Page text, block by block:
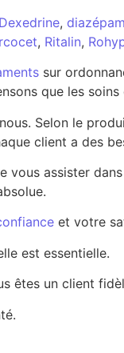
Dexedrine, diazépam
, Ritalin,
sur
que les
Selon le
client a des
vous assister
et votre
est essentielle.
êtes un client